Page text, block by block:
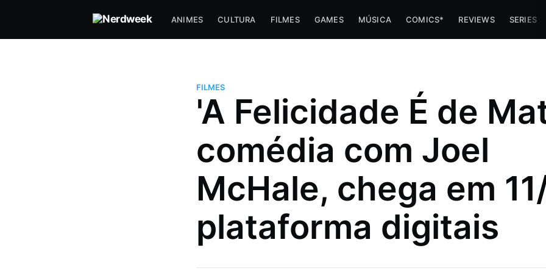
ANIMES CULTURA FILMES GAMES MÚSICA COMICS* REVIEWS SERIES
FILMES
'A Felicidade É de
comédia com Joel
McHale, chega em
plataforma digitais
Hugo Prudente
Um nerd viciado em música, animes e
series (incluindo tokusatsu) que trabalha
com DevOps a muitos anos e faz umas
paradas muito doidas!